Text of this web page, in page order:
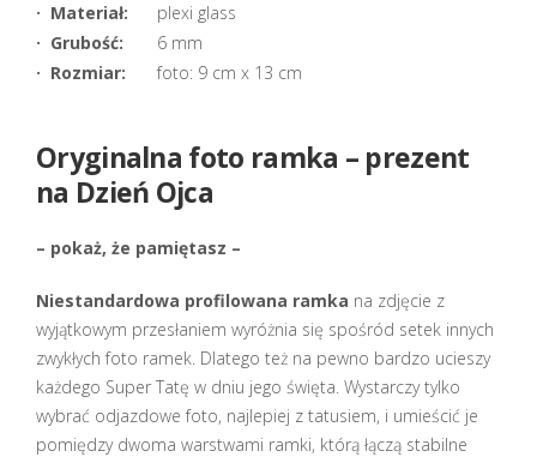
· Materiał:
plexi glass
· Grubość:
6 mm
· Rozmiar:
foto: 9 cm x 13 cm
Oryginalna foto ramka – prezent
na Dzień Ojca
– pokaż, że pamiętasz –
Niestandardowa profilowana ramka na zdjęcie z
wyjątkowym przesłaniem wyróżnia się spośród setek innych
zwykłych foto ramek. Dlatego też na pewno bardzo ucieszy
każdego Super Tatę w dniu jego święta. Wystarczy tylko
wybrać odjazdowe foto, najlepiej z tatusiem, i umieścić je
pomiędzy dwoma warstwami ramki, którą łączą stabilne